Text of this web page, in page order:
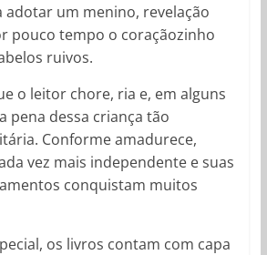
adotar um menino, revelação
pouco tempo o coraçãozinho
ruivos.
o leitor chore, ria e, em alguns
pena dessa criança tão
Conforme amadurece,
vez mais independente e suas
conquistam muitos
os livros contam com capa